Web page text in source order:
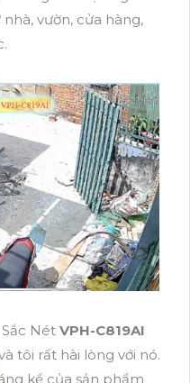
vườn, cửa hàng,
Nét VPH-C819AI
tôi rất hài lòng với nó.
kể của sản phẩm